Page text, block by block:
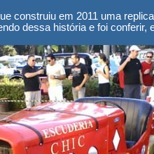
construiu em 2011 uma
dessa história e foi